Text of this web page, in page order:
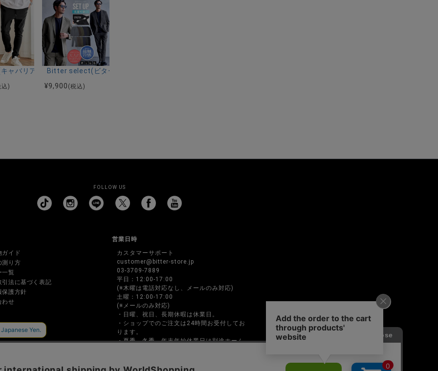
バンドカラー半袖シャツ＆イージーパンツ/全2色
袖Tシャツ/全4色
ャバリア)ストレッチジョッパーパンツ/全4色
)
Bitter select(ビターセレクト)接触冷感スーパーストレッチテーラード＆スラックスパンツ セットアップ/全6色
¥9,900 (税込)
FOLLOW US
ガイド
測り方
一覧
引法に基づく表記
保護方針
わせ
営業日時
カスタマーサポート
customer@bitter-store.jp
03-3709-7889
平日：12:00-17:00
(※木曜は電話対応なし、メールのみ対応)
土曜：12:00-17:00
(※メールのみ対応)
・日曜、祝日、長期休暇は休業日。
・ショップでのご注文は24時間お受付してお
ります。
・夏季、冬季、年末年始休業日は別途ホーム
間内のみの対応となります。